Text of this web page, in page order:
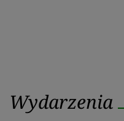
Wydarzenia